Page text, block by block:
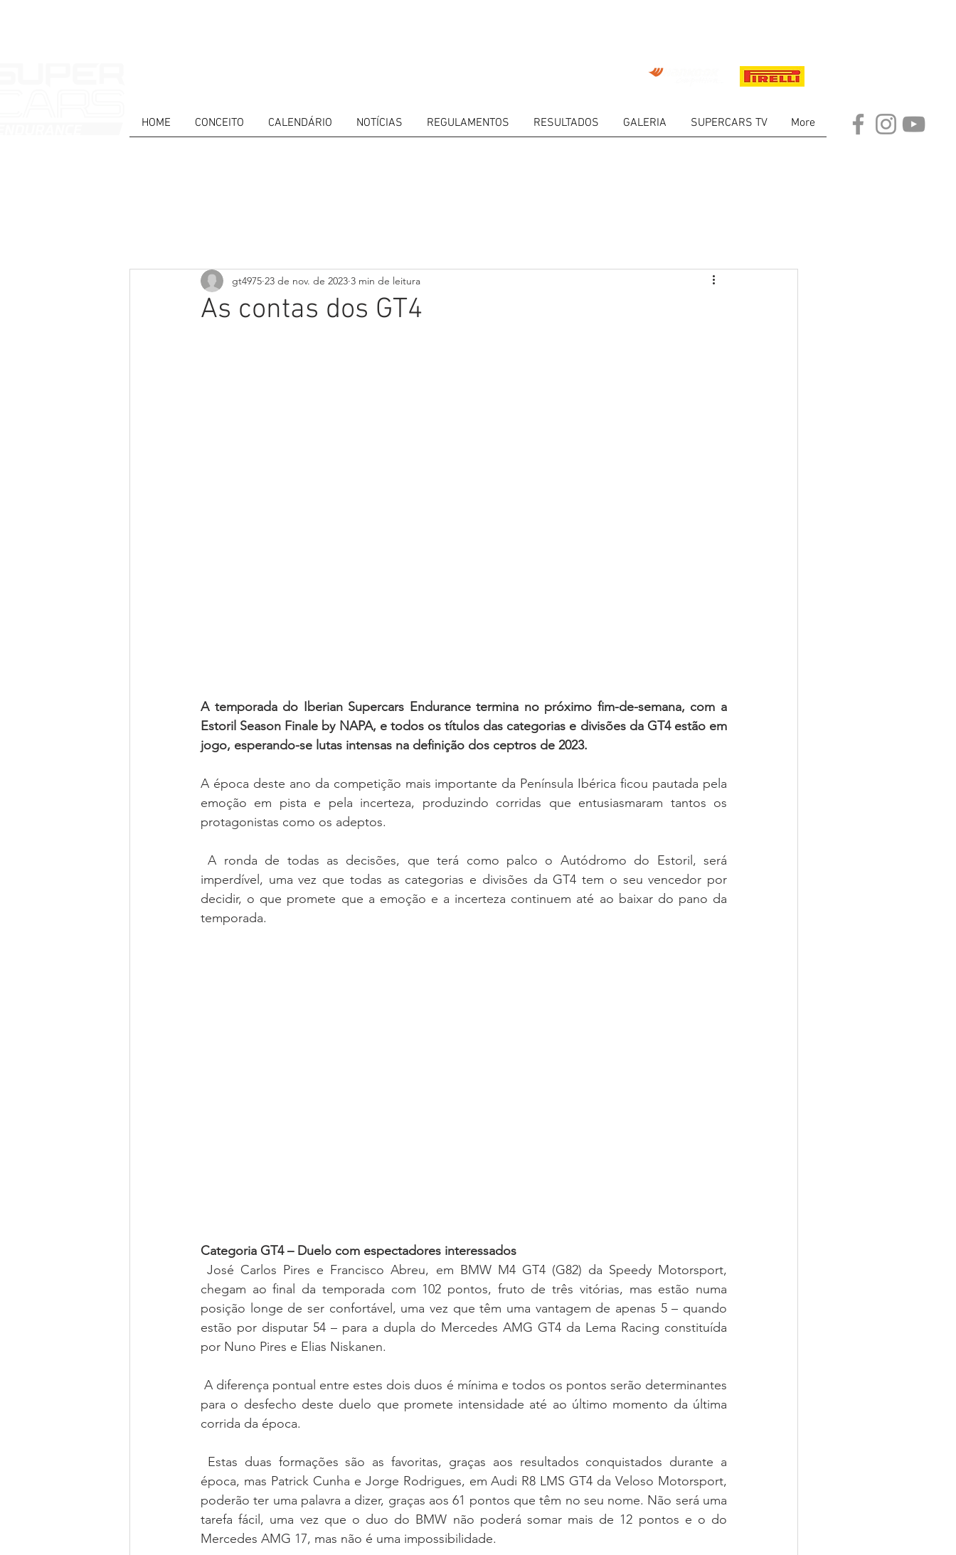
HOME CONCEITO CALENDÁRIO NOTÍCIAS REGULAMENTOS RESULTADOS GALERIA SUPERCARS TV More
As contas dos GT4
gt4975 23 de nov. de 2023 3 min de leitura
A temporada do Iberian Supercars Endurance termina no próximo fim-de-semana, com a
Estoril Season Finale by NAPA, e todos os títulos das categorias e divisões da GT4 estão em
jogo, esperando-se lutas intensas na definição dos ceptros de 2023.
A época deste ano da competição mais importante da Península Ibérica ficou pautada pela
emoção em pista e pela incerteza, produzindo corridas que entusiasmaram tantos os
protagonistas como os adeptos.
A ronda de todas as decisões, que terá como palco o Autódromo do Estoril, será
imperdível, uma vez que todas as categorias e divisões da GT4 tem o seu vencedor por
decidir, o que promete que a emoção e a incerteza continuem até ao baixar do pano da
temporada.
Categoria GT4 – Duelo com espectadores interessados
José Carlos Pires e Francisco Abreu, em BMW M4 GT4 (G82) da Speedy Motorsport,
chegam ao final da temporada com 102 pontos, fruto de três vitórias, mas estão numa
posição longe de ser confortável, uma vez que têm uma vantagem de apenas 5 – quando
estão por disputar 54 – para a dupla do Mercedes AMG GT4 da Lema Racing constituída
por Nuno Pires e Elias Niskanen.
A diferença pontual entre estes dois duos é mínima e todos os pontos serão determinantes
para o desfecho deste duelo que promete intensidade até ao último momento da última
corrida da época.
época, mas Patrick Cunha e Jorge Rodrigues, em Audi R8 LMS GT4 da Veloso Motorsport,
poderão ter uma palavra a dizer, graças aos 61 pontos que têm no seu nome. Não será uma
tarefa fácil, uma vez que o duo do BMW não poderá somar mais de 12 pontos e o do
Mercedes AMG 17, mas não é uma impossibilidade.